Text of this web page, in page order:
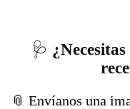
🩺
📎 Envíanos una